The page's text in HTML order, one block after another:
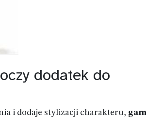
dodatek do
i dodaje stylizacji charakteru,